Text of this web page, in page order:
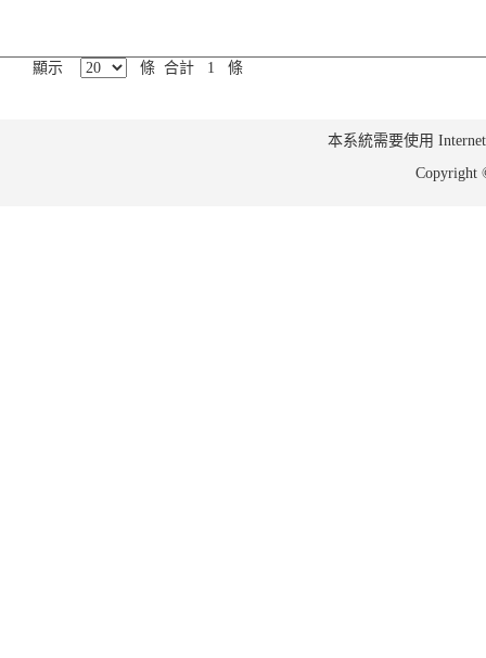
顯示 條 合計 1 條
本系統需要使用
Copyright